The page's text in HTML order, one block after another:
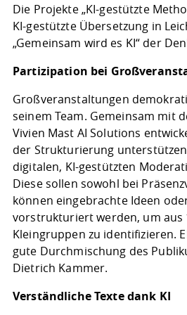
Die Projekte „KI-gestützte
KI-gestützte Übersetzung in
„Gemeinsam wird es KI“ der
Partizipation bei
Großveranstaltungen
seinem Team. Gemeinsam mit
Vivien Mast AI Solutions
der Strukturierung
digitalen, KI-gestützten
Diese sollen sowohl bei
können eingebrachte Ideen
vorstrukturiert werden, um aus
Kleingruppen zu identifizieren.
gute Durchmischung des
Dietrich Kammer.
Verständliche Texte dank KI